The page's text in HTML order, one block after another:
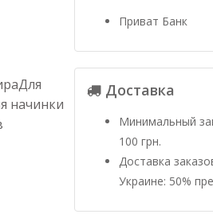
начинки
Приват Банк
Доставка
Минимальный
100 грн.
Доставка
Украине: 50%